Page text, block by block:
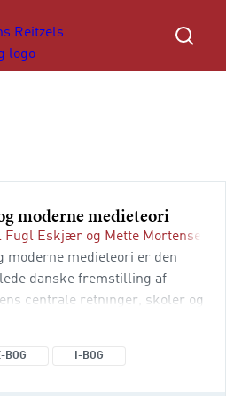
moderne medieteori
Fugl Eskjær og Mette Mortensen
moderne medieteori er den
danske fremstilling af
centrale retninger, skoler og
BOG I-BOG